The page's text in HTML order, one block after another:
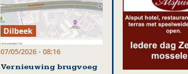
Dilbeek
07/05/2026 - 08:16
Vernieuwing brugvoeg